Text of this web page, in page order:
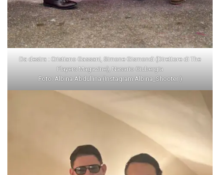
Da destra : Cristiano Gassani, Simone Gismondi (Direttore di The
Players Magazine), Nasario Giubergia
Foto: Albina Abdullina (Instagram Albina_Shooter )